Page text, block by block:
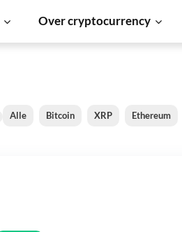
Over cryptocurrency
Alle Bitcoin XRP Ethereum